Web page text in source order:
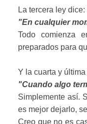
La tercera ley dice:
"En cualquier
Todo comienza
preparados para
Y la cuarta y
"Cuando algo
Simplemente así.
es mejor dejarlo,
Creo que no es